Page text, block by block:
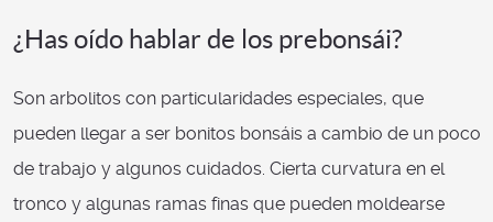
¿Has oído hablar de los prebonsái?
Son arbolitos con particularidades especiales, que
pueden llegar a ser bonitos bonsáis a cambio de un poco
de trabajo y algunos cuidados. Cierta curvatura en el
tronco y algunas ramas finas que pueden moldearse